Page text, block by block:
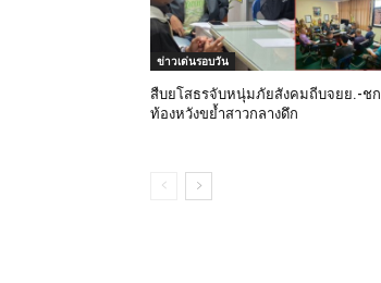
ข่าวเด่นรอบวัน
สืบยโสธรจับหนุ่มภัยสังคมถีบจยย.-ชก
ท้องหวังขย้ำสาวกลางดึก